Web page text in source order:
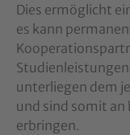
Dies ermöglicht
es kann
unterliegen dem
und sind somit
erbringen.